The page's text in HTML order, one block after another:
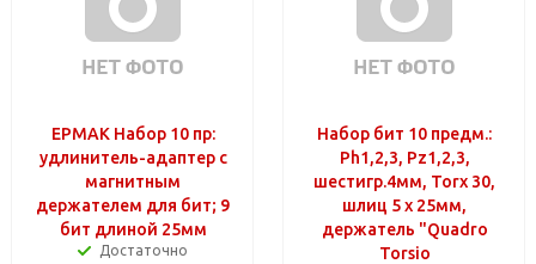
ЕРМАК Набор 10 пр:
удлинитель-адаптер с
магнитным
держателем для бит; 9
бит длиной 25мм
Достаточно
Набор бит 10 предм.:
Ph1,2,3, Pz1,2,3,
шестигр.4мм, Torx 30,
шлиц 5 х 25мм,
держатель "Quadro
Torsio